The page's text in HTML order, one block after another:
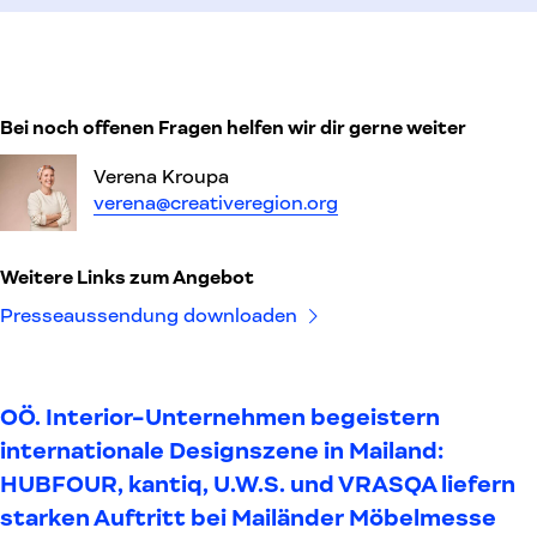
Bei noch offenen Fragen helfen wir dir gerne weiter
Verena Kroupa
verena@creativeregion.org
Weitere Links zum Angebot
Presseaussendung downloaden
OÖ. Interior-Unternehmen begeistern
internationale Designszene in Mailand:
HUBFOUR, kantiq, U.W.S. und VRASQA liefern
starken Auftritt bei Mailänder Möbelmesse